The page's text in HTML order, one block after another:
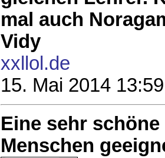
mal auch
Vidy
xxllol.de
15. Mai 2014 13:59
Eine sehr
Menschen